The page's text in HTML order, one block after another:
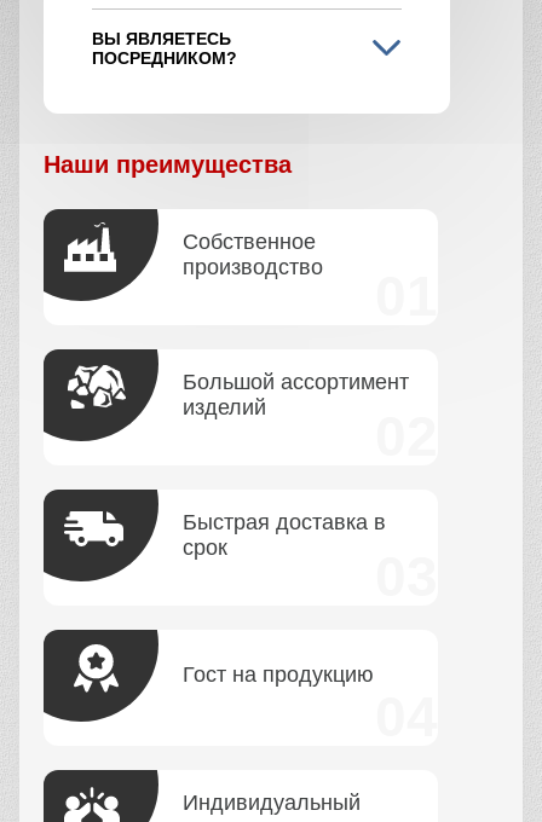
ВЫ ЯВЛЯЕТЕСЬ
ПОСРЕДНИКОМ?
Наши преимущества
Собственное
производство
Большой ассортимент
изделий
Быстрая доставка в
срок
Гост на продукцию
Индивидуальный